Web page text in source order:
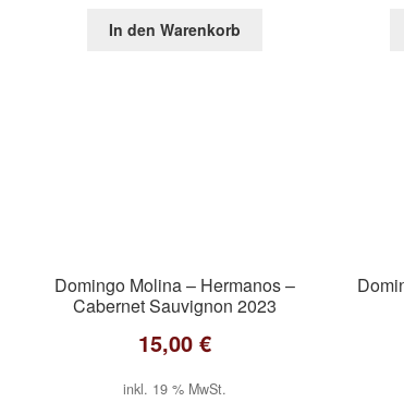
In den Warenkorb
Domingo Molina – Hermanos –
Cabernet Sauvignon 2023
15,00€
inkl. 19 % MwSt.